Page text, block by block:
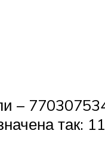
–
так: